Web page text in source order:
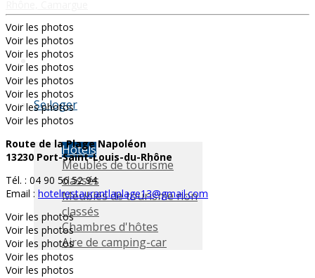
Se loger
Hôtels
Meublés de tourisme
classés
Meublés de tourisme non
classés
Chambres d'hôtes
Aire de camping-car
Voir les photos
Voir les photos
Voir les photos
Voir les photos
Voir les photos
Voir les photos
Voir les photos
Voir les photos
Route de la Plage Napoléon
13230 Port-Saint-Louis-du-Rhône
Tél. : 04 90 56 52 94
Email : hotelrestaurantlaplage13@gmail.com
Voir les photos
Voir les photos
Voir les photos
Voir les photos
Voir les photos